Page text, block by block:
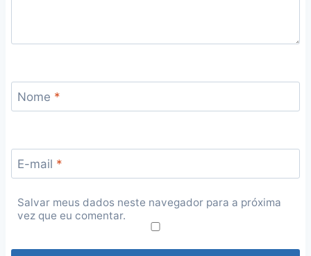
Nome *
E-mail *
Salvar meus dados neste navegador para a próxima
vez que eu comentar.